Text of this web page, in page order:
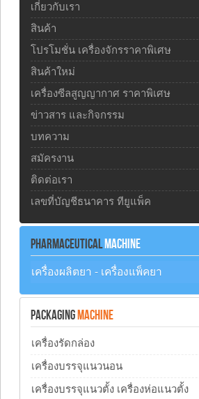
เกี่ยวกับเรา
สินค้า
โปรโมชั่น เครื่องจักรราคาพิเศษ
สินค้าใหม่
เครื่องซีลสูญญากาศ ราคาพิเศษ
ข่าวสาร และกิจกรรม
บทความ
สมัครงาน
ติดต่อเรา
เลขที่บัญชีธนาคาร ทียูแพ็ค
PHARMACEUTICALMACHINE
เครื่องผลิตยา - เครื่องแพ็คยา
PACKAGING MACHINE
เครื่องรัดกล่อง
เครื่องบรรจุแนวนอน
เครื่องบรรจุแนวตั้ง เครื่องห่อแนวตั้ง